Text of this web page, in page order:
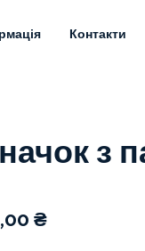
Контакти
з
₴